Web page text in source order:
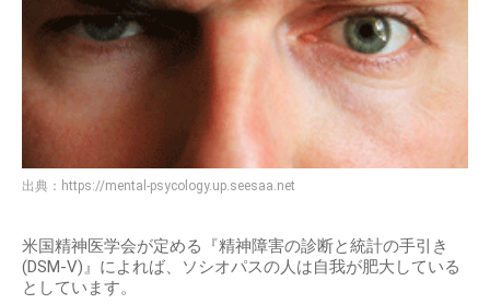
出典： https://mental-psycology.up.seesaa.net
米国精神医学会が定める『精神障害の診断と統計の手引き
(DSM-V)』によれば、ソシオパスの人は自我が肥大している
としています。